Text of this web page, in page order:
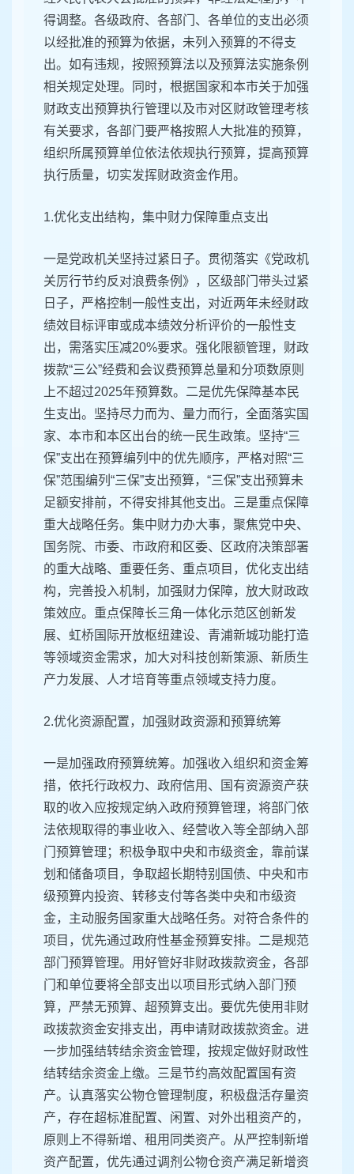
得调整。各级政府、各部门、各单位的支出必须
以经批准的预算为依据，未列入预算的不得支
出。如有违规，按照预算法以及预算法实施条例
相关规定处理。同时，根据国家和本市关于加强
财政支出预算执行管理以及市对区财政管理考核
有关要求，各部门要严格按照人大批准的预算，
组织所属预算单位依法依规执行预算，提高预算
执行质量，切实发挥财政资金作用。
1.优化支出结构，集中财力保障重点支出
一是党政机关坚持过紧日子。贯彻落实《党政机
关厉行节约反对浪费条例》，区级部门带头过紧
日子，严格控制一般性支出，对近两年未经财政
绩效目标评审或成本绩效分析评价的一般性支
出，需落实压减20%要求。强化限额管理，财政
拨款“三公”经费和会议费预算总量和分项数原则
上不超过2025年预算数。二是优先保障基本民
生支出。坚持尽力而为、量力而行，全面落实国
家、本市和本区出台的统一民生政策。坚持“三
保”支出在预算编列中的优先顺序，严格对照“三
保”范围编列“三保”支出预算，“三保”支出预算未
足额安排前，不得安排其他支出。三是重点保障
重大战略任务。集中财力办大事，聚焦党中央、
国务院、市委、市政府和区委、区政府决策部署
的重大战略、重要任务、重点项目，优化支出结
构，完善投入机制，加强财力保障，放大财政政
策效应。重点保障长三角一体化示范区创新发
展、虹桥国际开放枢纽建设、青浦新城功能打造
等领域资金需求，加大对科技创新策源、新质生
产力发展、人才培育等重点领域支持力度。
2.优化资源配置，加强财政资源和预算统筹
一是加强政府预算统筹。加强收入组织和资金筹
措，依托行政权力、政府信用、国有资源资产获
取的收入应按规定纳入政府预算管理，将部门依
法依规取得的事业收入、经营收入等全部纳入部
门预算管理；积极争取中央和市级资金，靠前谋
划和储备项目，争取超长期特别国债、中央和市
级预算内投资、转移支付等各类中央和市级资
金，主动服务国家重大战略任务。对符合条件的
项目，优先通过政府性基金预算安排。二是规范
部门预算管理。用好管好非财政拨款资金，各部
门和单位要将全部支出以项目形式纳入部门预
算，严禁无预算、超预算支出。要优先使用非财
政拨款资金安排支出，再申请财政拨款资金。进
一步加强结转结余资金管理，按规定做好财政性
结转结余资金上缴。三是节约高效配置国有资
产。认真落实公物仓管理制度，积极盘活存量资
产，存在超标准配置、闲置、对外出租资产的，
原则上不得新增、租用同类资产。从严控制新增
资产配置，优先通过调剂公物仓资产满足新增资